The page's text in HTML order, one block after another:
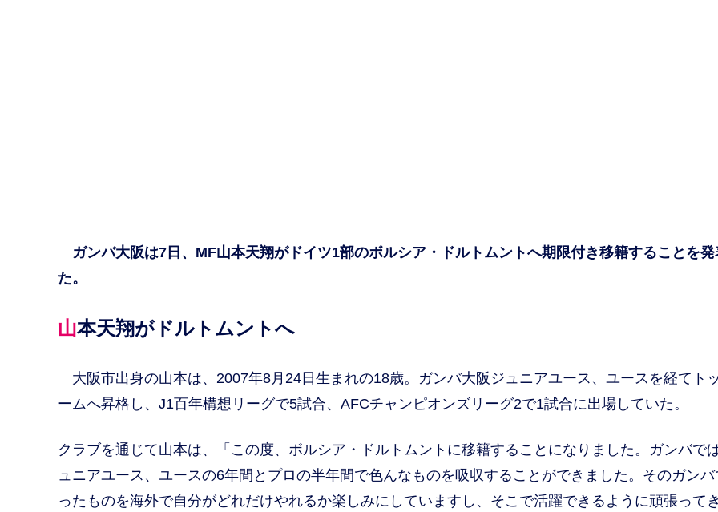
ガンバ大阪は7日、MF山本天翔がドイツ1部のボルシア・ドルトムントへ期限付き移籍することを発
た。
山本天翔がドルトムントへ
大阪市出身の山本は、2007年8月24日生まれの18歳。ガンバ大阪ジュニアユース、ユースを経てト
ームへ昇格し、J1百年構想リーグで5試合、AFCチャンピオンズリーグ2で1試合に出場していた。
クラブを通じて山本は、「この度、ボルシア・ドルトムントに移籍することになりました。ガンバで
ュニアユース、ユースの6年間とプロの半年間で色んなものを吸収することができました。そのガンバ
ったものを海外で自分がどれだけやれるか楽しみにしていますし、そこで活躍できるように頑張って